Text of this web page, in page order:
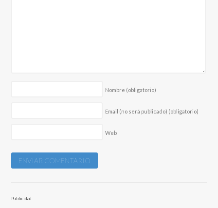
Nombre (obligatorio)
Email (no será publicado) (obligatorio)
Web
Publicidad